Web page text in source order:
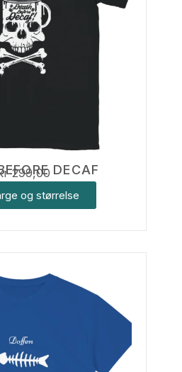
DECAF
299,00
og størrelse